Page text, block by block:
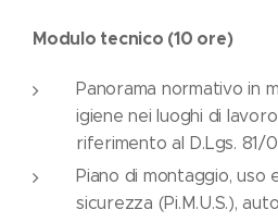
Modulo tecnico (10 ore)
Panorama normativo in
igiene nei luoghi di
riferimento al D.Lgs. 81/
Piano di montaggio, uso
sicurezza (Pi.M.U.S.),